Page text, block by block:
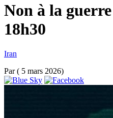
Non à la
18h30
Iran
Par( 5 mars 2026)